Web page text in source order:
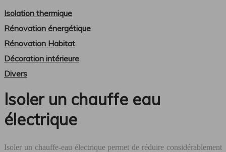
Isolation thermique
Rénovation énergétique
Rénovation Habitat
Décoration intérieure
Divers
Isoler un chauffe eau
électrique
Isoler un chauffe-eau électrique permet de réduire considérablement